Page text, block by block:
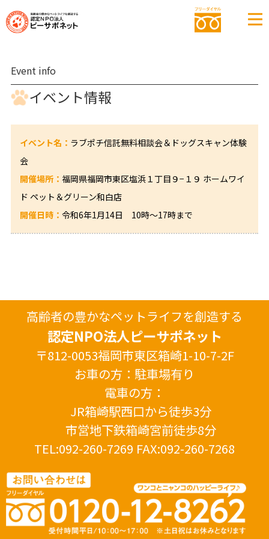
Event info
イベント情報
イベント名： ラブポチ信託無料相談会＆ドッグスキャン体験
会
開催場所： 福岡県福岡市東区塩浜１丁目９−１９ ホームワイ
ド ペット＆グリーン和白店
開催日時： 令和6年1月14日 10時～17時まで
高齢者の豊かなペットライフを創造する
認定NPO法人ピーサポネット
〒812-0053福岡市東区箱崎1-10-7-2F
お車の方：駐車場有り
電車の方：
JR箱崎駅西口から徒歩3分
市営地下鉄箱崎宮前徒歩8分
TEL:092-260-7269 FAX:092-260-7268